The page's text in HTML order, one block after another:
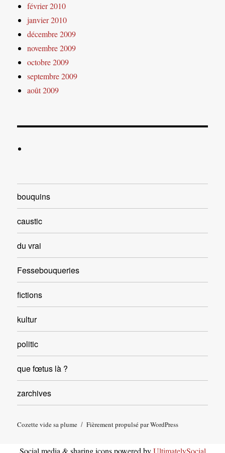
février 2010
janvier 2010
décembre 2009
novembre 2009
octobre 2009
septembre 2009
août 2009
bouquins
caustic
du vrai
Fessebouqueries
fictions
kultur
politic
que fœtus là ?
zarchives
Cozette vide sa plume Fièrement propulsé par WordPress
Social media & sharing icons powered byUltimatelySocial